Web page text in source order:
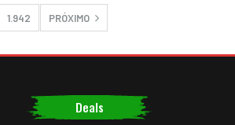
1.942 PRÓXIMO
Deals